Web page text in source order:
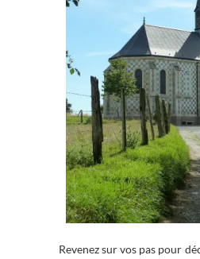
Revenez sur vos pas pour